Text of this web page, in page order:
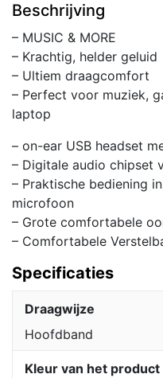
Beschrijving
– MUSIC & MORE
– Krachtig, helder geluid
– Ultiem draagcomfort
– Perfect voor muziek,
laptop
– on-ear USB headset
– Digitale audio chipset
– Praktische bediening
microfoon
– Grote comfortabele
– Comfortabele
Specificaties
Draagwijze
Hoofdband
Kleur van het product